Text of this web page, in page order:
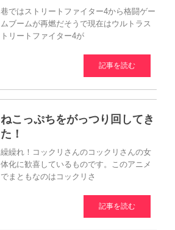
巷ではストリートファイター4から格闘ゲー
ムブームが再燃だそうで現在はウルトラス
トリートファイター4が
記事を読む
ねこっぷちをがっつり回してき
た！
繰繰れ！コックリさんのコックリさんの女
体化に歓喜しているものです。このアニメ
でまともなのはコックリさ
記事を読む